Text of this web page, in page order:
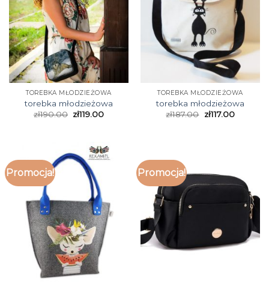
TOREBKA MŁODZIEŻOWA
torebka młodzieżowa
zł190.00 zł119.00
TOREBKA MŁODZIEŻOWA
torebka młodzieżowa
zł187.00 zł117.00
Promocja! Promocja!